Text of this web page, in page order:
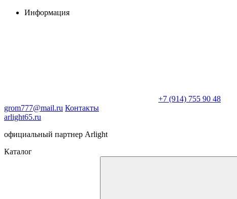
Информация
+7 (914) 755 90 48
grom777@mail.ru Контакты
arlight65.ru
официальный партнер Arlight
Каталог